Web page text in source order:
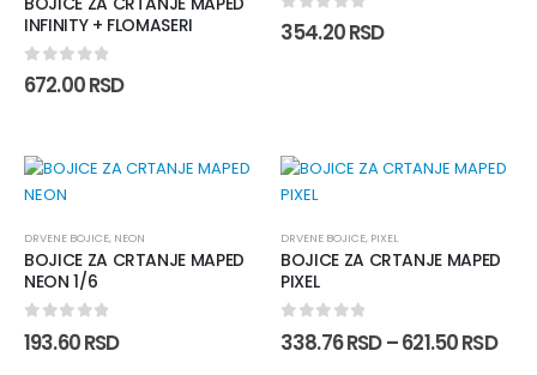
INFINITY + FLOMASERI
0out of 5
672.00RSD
0 out of 5
354.20RSD
DRVENE BOJICE, NEON
BOJICE ZA CRTANJE MAPED
NEON 1/6
0out of 5
193.60RSD
DRVENE BOJICE, PIXEL
BOJICE ZA CRTANJE MAPED
PIXEL
0 out of 5
338.76RSD–621.50RSD